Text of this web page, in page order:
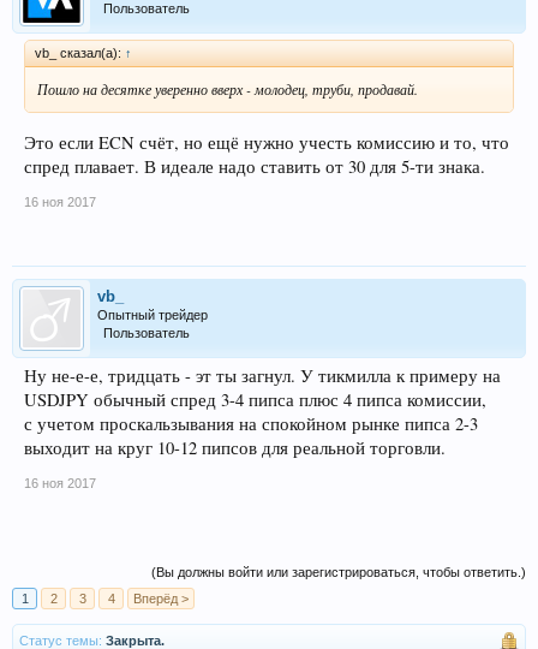
Пользователь
vb_ сказал(а): ↑
Пошло на десятке уверенно вверх - молодец, труби, продавай.
Это если ECN счёт, но ещё нужно учесть комиссию и то, что
спред плавает. В идеале надо ставить от 30 для 5-ти знака.
16 ноя 2017
vb_
Опытный трейдер
Пользователь
Ну не-е-е, тридцать - эт ты загнул. У тикмилла к примеру на
USDJPY обычный спред 3-4 пипса плюс 4 пипса комиссии,
с учетом проскальзывания на спокойном рынке пипса 2-3
выходит на круг 10-12 пипсов для реальной торговли.
16 ноя 2017
(Вы должны войти или зарегистрироваться, чтобы ответить.)
1
2 3 4 Вперёд >
Статус темы: Закрыта.